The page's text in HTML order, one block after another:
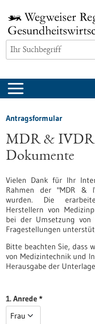
Inhalt
springen
Antragsformular
MDR & IVDR
Dokumente
Vielen Dank für Ihr
Rahmen der "MDR &
wurden. Die
Herstellern von
bei der Umsetzung von
Fragestellungen
Bitte beachten Sie, dass
von Medizintechnik und
Herausgabe der
1. Anrede